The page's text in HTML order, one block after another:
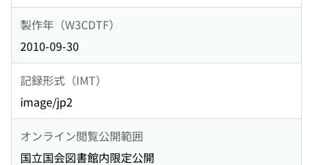
製作年（W3CDTF）
2010-09-30
記録形式（IMT）
image/jp2
オンライン閲覧公開範囲
国立国会図書館内限定公開